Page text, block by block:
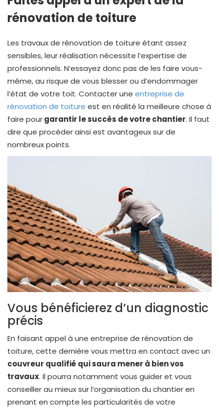
rénovation de toiture
Les travaux de rénovation de toiture étant assez
sensibles, leur réalisation nécessite l’expertise de
professionnels. N’essayez donc pas de les faire vous-
même, au risque de vous blesser ou d’endommager
l’état de votre toit. Contacter une entreprise de
rénovation de toiture est en réalité la meilleure chose à
faire pourgarantir le succès de votre chantier. Il faut
dire que procéder ainsi est avantageux sur de
nombreux points.
Vous bénéficierez d’un diagnostic
précis
En faisant appel à une entreprise de rénovation de
toiture, cette dernière vous mettra en contact avec un
couvreur qualifié qui saura mener à bien vos
travaux. Il pourra notamment vous guider et vous
conseiller au mieux sur l’organisation du chantier en
prenant en compte les particularités de votre